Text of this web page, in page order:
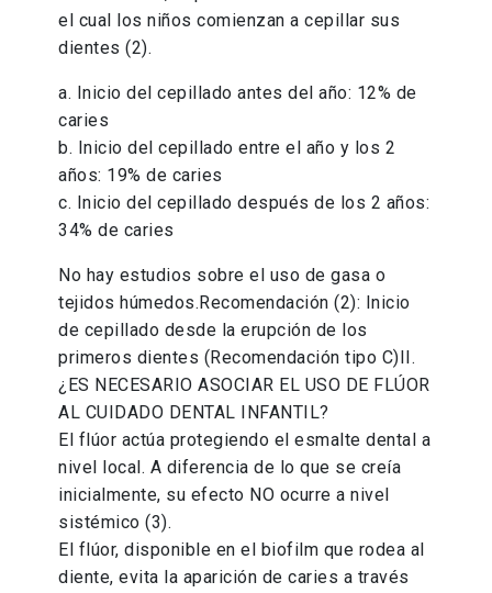
el cual los niños comienzan a cepillar sus
dientes (2).
a. Inicio del cepillado antes del año: 12% de
caries
b. Inicio del cepillado entre el año y los 2
años: 19% de caries
c. Inicio del cepillado después de los 2 años:
34% de caries
No hay estudios sobre el uso de gasa o
tejidos húmedos.Recomendación (2): Inicio
de cepillado desde la erupción de los
primeros dientes (Recomendación tipo C)II.
¿ES NECESARIO ASOCIAR EL USO DE FLÚOR
AL CUIDADO DENTAL INFANTIL?
El flúor actúa protegiendo el esmalte dental a
nivel local. A diferencia de lo que se creía
inicialmente, su efecto NO ocurre a nivel
sistémico (3).
El flúor, disponible en el biofilm que rodea al
diente, evita la aparición de caries a través